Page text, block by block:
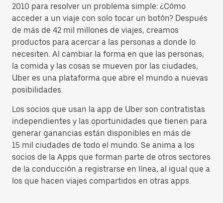
2010 para resolver un problema simple: ¿Cómo
acceder a un viaje con solo tocar un botón? Después
de más de 42 mil millones de viajes, creamos
productos para acercar a las personas a donde lo
necesiten. Al cambiar la forma en que las personas,
la comida y las cosas se mueven por las ciudades,
Uber es una plataforma que abre el mundo a nuevas
posibilidades.
Los socios que usan la app de Uber son contratistas
independientes y las oportunidades que tienen para
generar ganancias están disponibles en más de
15 mil ciudades de todo el mundo. Se anima a los
socios de la Apps que forman parte de otros sectores
de la conducción a registrarse en línea, al igual que a
los que hacen viajes compartidos en otras apps.